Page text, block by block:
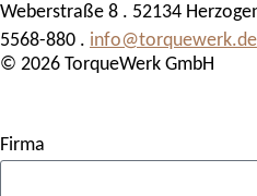
Weberstraße 8 . 52134
5568-880 . info@torquewerk.de
© 2026 TorqueWerk GmbH
Firma